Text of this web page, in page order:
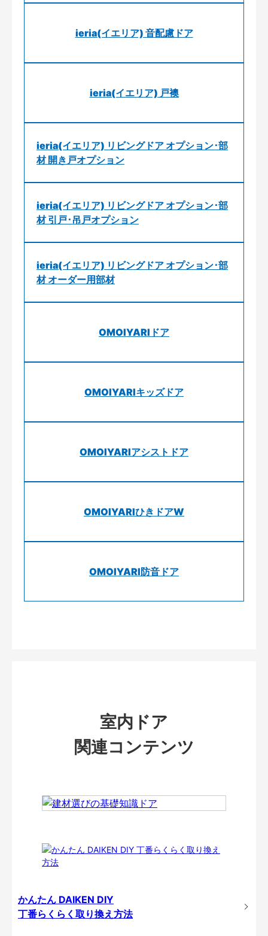
ieria(イエリア) 音配慮ドア
ieria(イエリア) 戸襖
ieria(イエリア) リビングドア オプション･部
材 開き戸オプション
ieria(イエリア) リビングドア オプション･部
材 引戸･吊戸オプション
ieria(イエリア) リビングドア オプション･部
材 オーダー用部材
OMOIYARIドア
OMOIYARIキッズドア
OMOIYARIアシストドア
OMOIYARIひきドアW
OMOIYARI防音ドア
室内ドア
関連コンテンツ
かんたん DAIKEN DIY
丁番らくらく取り換え方法